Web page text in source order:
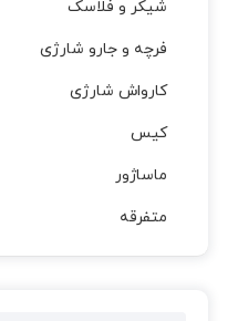
شیکر و فلاسک
فرچه و جارو شارژی
کارواش شارژی
کیس
ماساژور
متفرقه